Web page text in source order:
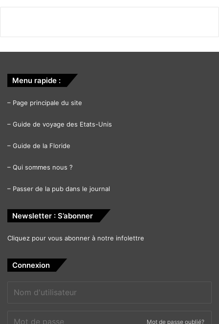
Menu rapide :
– Page principale du site
– Guide de voyage des Etats-Unis
– Guide de la Floride
– Qui sommes nous ?
– Passer de la pub dans le journal
Newsletter : S’abonner
Cliquez pour vous abonner à notre infolettre
Connexion
Mot de passe oublié?